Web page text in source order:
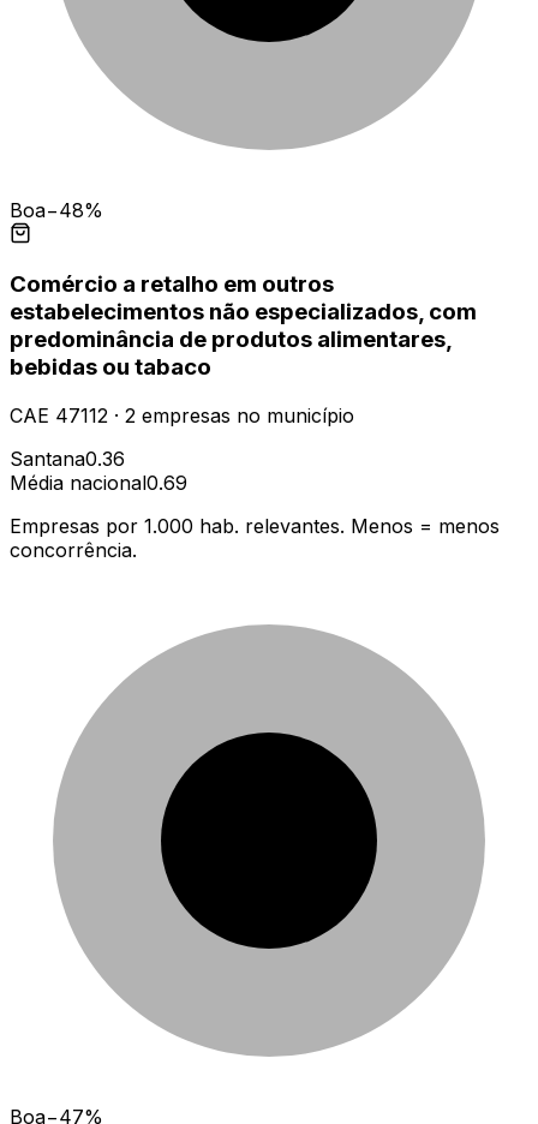
Boa−48%
Comércio a retalho em outros
estabelecimentos não especializados, com
predominância de produtos alimentares,
bebidas ou tabaco
CAE 47112 · 2 empresas no município
Santana0.36
Média nacional0.69
Empresas por 1.000 hab. relevantes. Menos = menos
concorrência.
Boa−47%